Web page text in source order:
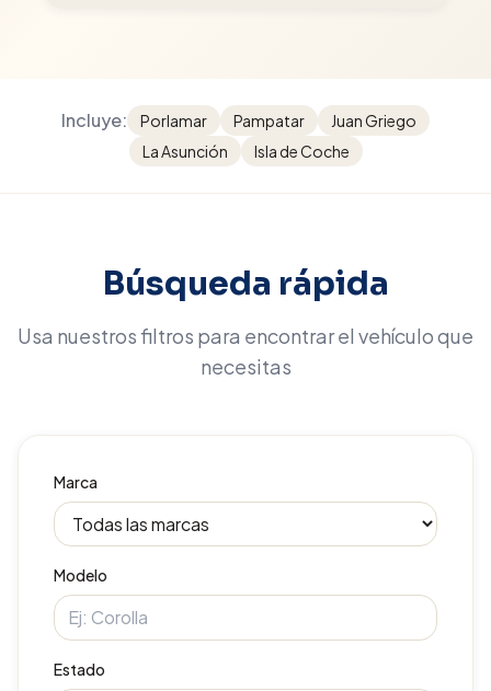
Incluye: Porlamar Pampatar
Juan Griego
La Asunción
Isla de Coche
Búsqueda rápida
Usa nuestros filtros para encontrar el vehículo que
necesitas
Marca
Modelo
Estado